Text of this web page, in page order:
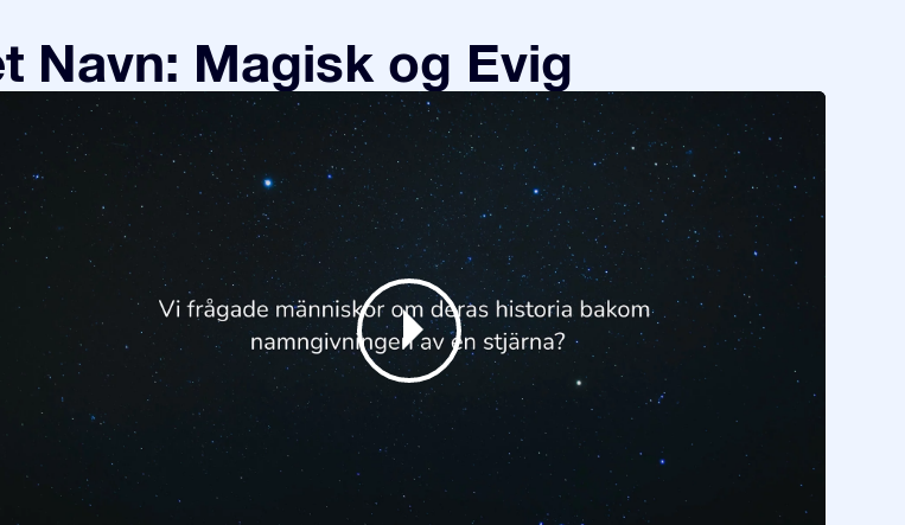
Navn: Magisk og Evig